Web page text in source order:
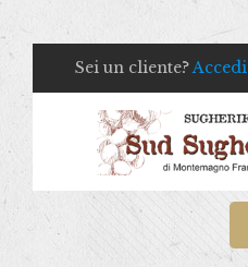
Sei un cliente?Accedi